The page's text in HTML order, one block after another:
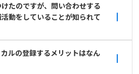
たのですが、問い合わせする
動をしていることが知られて
ルの登録するメリットはなん